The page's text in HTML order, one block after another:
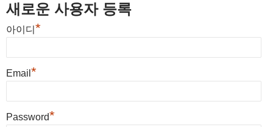
새로운 사용자 등록
아이디 *
Email *
Password*